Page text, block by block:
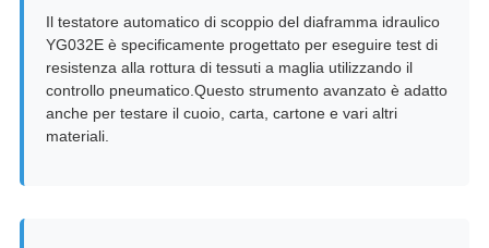
Il testatore automatico di scoppio del diaframma idraulico
YG032E è specificamente progettato per eseguire test di
resistenza alla rottura di tessuti a maglia utilizzando il
controllo pneumatico.Questo strumento avanzato è adatto
anche per testare il cuoio, carta, cartone e vari altri
materiali.